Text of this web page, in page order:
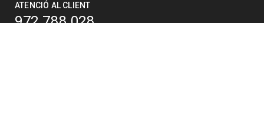
ATENCIÓ AL CLIENT
972 788 028